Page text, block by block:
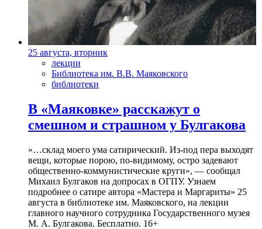
25 августа, вторник
лекции
Библиотека им. В.В. Маяковского
библиотеки
В «Маяковке» расскажут о
смешном и страшном у Булгакова
»…склад моего ума сатирический. Из-под пера выходят
вещи, которые порою, по-видимому, остро задевают
общественно-коммунистические круги», — сообщал
Михаил Булгаков на допросах в ОГПУ. Узнаем
подробнее о сатире автора «Мастера и Маргариты» 25
августа в библиотеке им. Маяковского, на лекции
главного научного сотрудника Государственного музея
М. А. Булгакова. Бесплатно. 16+